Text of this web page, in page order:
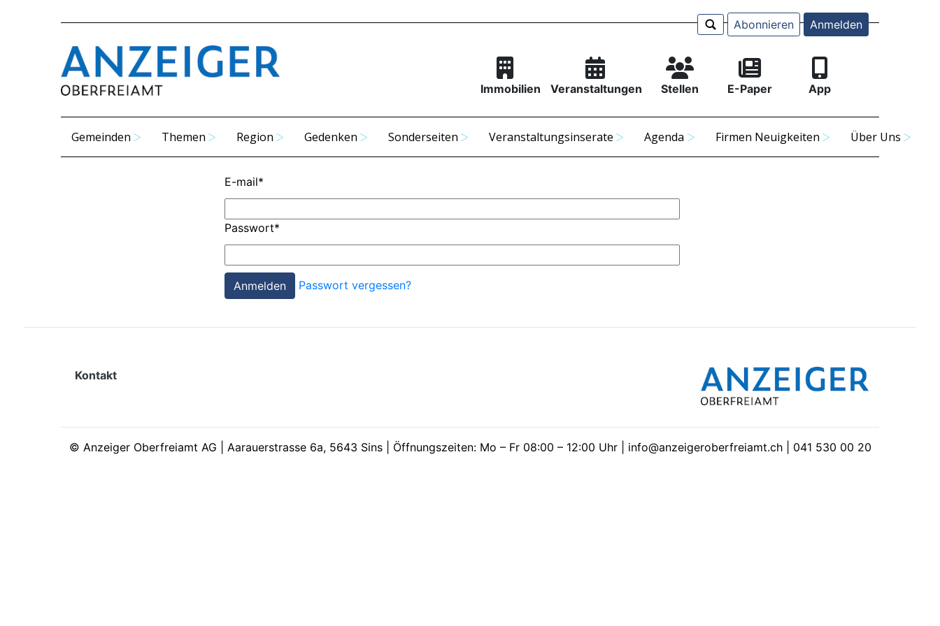
Abonnieren Anmelden
Immobilien Veranstaltungen Stellen E-Paper App
Gemeinden Themen Region Gedenken Sonderseiten Veranstaltungsinserate Agenda Firmen Neuigkeiten Über Uns
E-mail*
Passwort*
Passwort vergessen?
Kontakt
© Anzeiger Oberfreiamt AG | Aarauerstrasse 6a, 5643 Sins | Öffnungszeiten: Mo – Fr 08:00 – 12:00 Uhr | info@anzeigeroberfreiamt.ch | 041 530 00 20